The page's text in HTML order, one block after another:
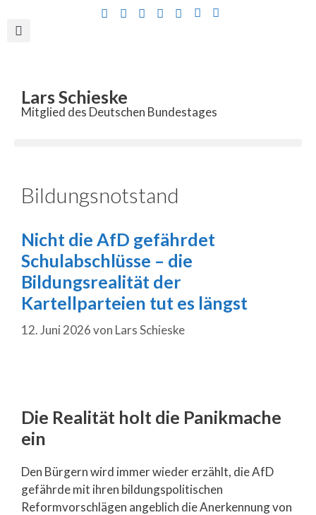
Lars Schieske
Mitglied des Deutschen Bundestages
Bildungsnotstand
Nicht die AfD gefährdet
Schulabschlüsse – die
Bildungsrealität der
Kartellparteien tut es längst
12. Juni 2026von Lars Schieske
Die Realität holt die Panikmache
ein
Den Bürgern wird immer wieder erzählt, die AfD
gefährde mit ihren bildungspolitischen
Reformvorschlägen angeblich die Anerkennung von